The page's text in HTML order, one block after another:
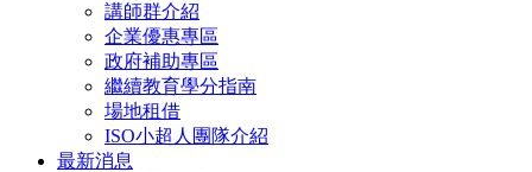
講師群介紹
企業優惠專區
政府補助專區
繼續教育學分指南
場地租借
ISO小超人團隊介紹
最新消息